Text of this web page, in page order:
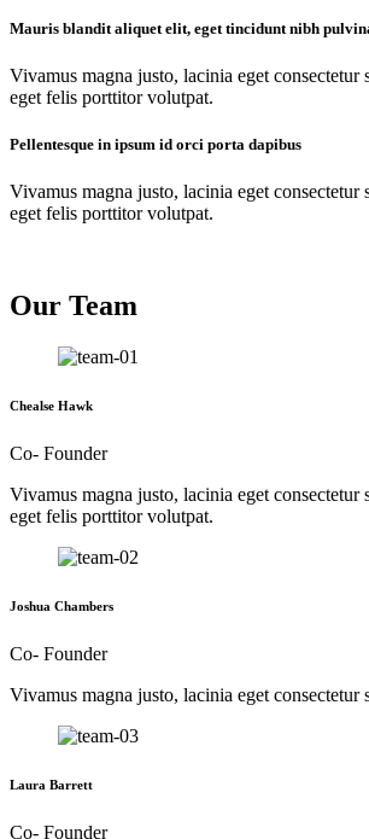
Mauris blandit aliquet elit, eget tincidunt nibh
Vivamus magna justo, lacinia eget
eget felis porttitor volutpat.
Pellentesque in ipsum id orci porta dapibus
Vivamus magna justo, lacinia eget
eget felis porttitor volutpat.
Our Team
Chealse Hawk
Co- Founder
Vivamus magna justo, lacinia eget
eget felis porttitor volutpat.
Joshua Chambers
Co- Founder
Vivamus magna justo, lacinia eget
Laura Barrett
Co- Founder